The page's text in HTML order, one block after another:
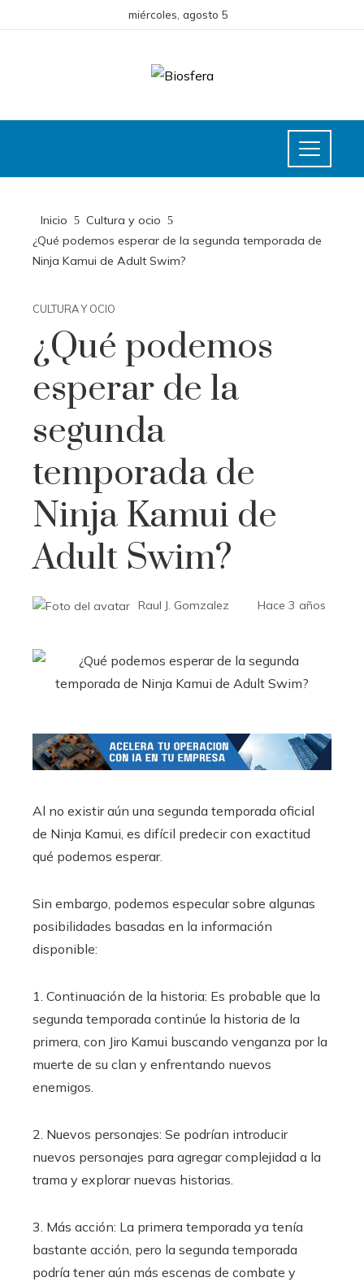
miércoles, agosto 5
Inicio
Cultura y ocio
¿Qué podemos esperar de la segunda temporada de
Ninja Kamui de Adult Swim?
CULTURA Y OCIO
¿Qué podemos
esperar de la
segunda
temporada de
Ninja Kamui de
Adult Swim?
Raul J. Gomzalez Hace 3 años
Al no existir aún una segunda temporada oficial
de Ninja Kamui, es difícil predecir con exactitud
qué podemos esperar.
Sin embargo, podemos especular sobre algunas
posibilidades basadas en la información
disponible:
1. Continuación de la historia: Es probable que la
segunda temporada continúe la historia de la
primera, con Jiro Kamui buscando venganza por la
muerte de su clan y enfrentando nuevos
enemigos.
2. Nuevos personajes: Se podrían introducir
nuevos personajes para agregar complejidad a la
trama y explorar nuevas historias.
3. Más acción: La primera temporada ya tenía
bastante acción, pero la segunda temporada
podría tener aún más escenas de combate y